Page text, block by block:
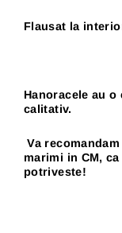
Flausat la
Hanoracele au
calitativ.
Va
marimi in CM,
potriveste!